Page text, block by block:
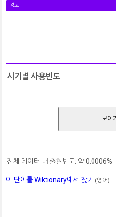
광고
시기별 사용빈도
보이기
전체 데이터 내 출현빈도: 약 0.0006%
이 단어를 Wiktionary에서 찾기 (영어)